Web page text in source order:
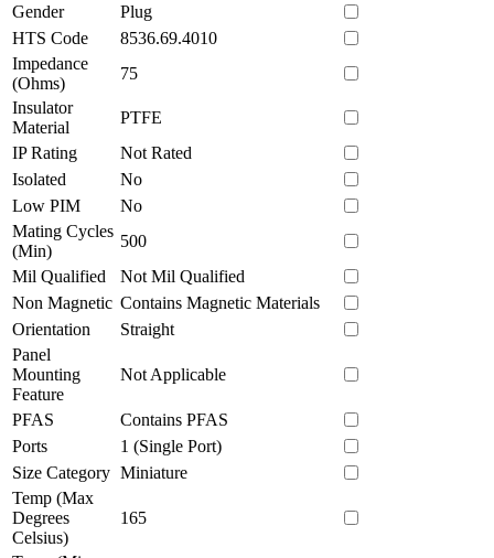
Gender
Plug
HTS Code
8536.69.4010
Impedance
(Ohms)
75
Insulator
Material
PTFE
IP Rating
Not Rated
Isolated
No
Low PIM
No
Mating Cycles
(Min)
500
Mil Qualified
Not Mil Qualified
Non Magnetic Contains Magnetic Materials
Orientation
Straight
Panel
Mounting
Feature
Not Applicable
PFAS
Contains PFAS
Ports
1 (Single Port)
Size Category Miniature
Temp (Max
Degrees
Celsius)
165